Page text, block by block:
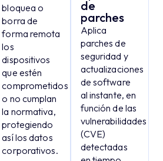
bloquea o
borra de
forma remota
los
dispositivos
que estén
comprometidos
o no cumplan
la normativa,
protegiendo
así los datos
corporativos.
de
parches
Aplica
parches de
seguridad y
actualizaciones
de software
al instante, en
función de las
vulnerabilidades
(CVE)
detectadas